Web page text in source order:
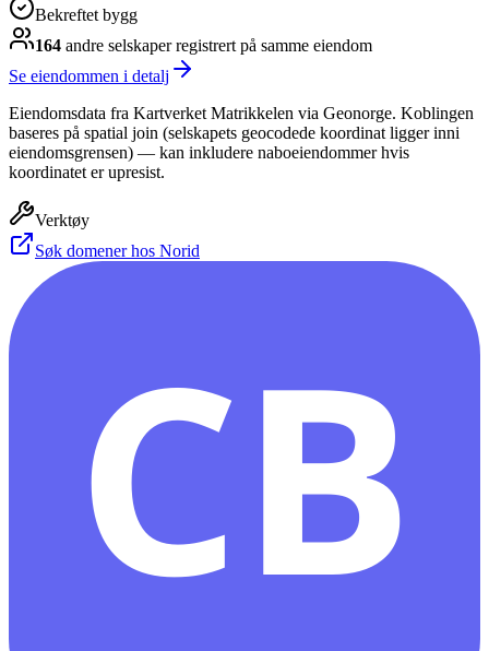
Bekreftet bygg
164 andre selskaperregistrert på samme eiendom
Se eiendommen i detalj
Eiendomsdata fra Kartverket Matrikkelen via Geonorge. Koblingen
baseres på spatial join (selskapets geocodede koordinat ligger inni
eiendomsgrensen) — kan inkludere naboeiendommer hvis
koordinatet er upresist.
Verktøy
Søk domener hos Norid
CB